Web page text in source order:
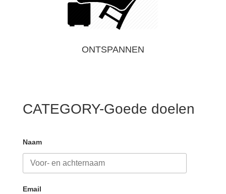
ONTSPANNEN
CATEGORY-Goede doelen
Naam
Email